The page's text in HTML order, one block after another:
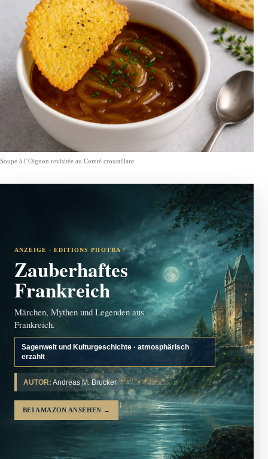
Soupe à l’Oignon revisitée au Comté croustillant
ANZEIGE · EDITIONS PHOTRA
Zauberhaftes
Frankreich
Märchen, Mythen und Legenden aus
Frankreich.
Sagenwelt und Kulturgeschichte · atmosphärisch
erzählt
AUTOR: Andreas M. Brucker
BEI AMAZON ANSEHEN →